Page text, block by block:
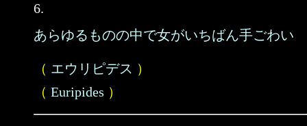
6.
あらゆるものの中で女がいちばん手ごわい
（ エウリピデス ）
（ Euripides ）